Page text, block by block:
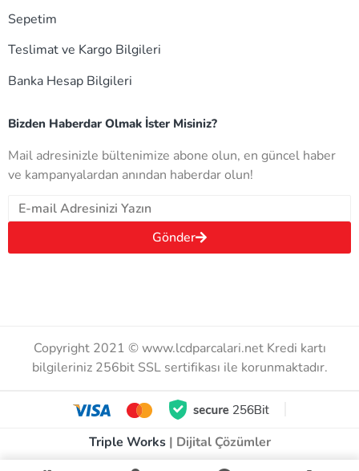
Sepetim
Teslimat ve Kargo Bilgileri
Banka Hesap Bilgileri
Bizden Haberdar Olmak İster Misiniz?
Mail adresinizle bültenimize abone olun, en güncel haber
ve kampanyalardan anından haberdar olun!
Gönder
Copyright 2021 © www.lcdparcalari.net Kredi kartı
bilgileriniz 256bit SSL sertifikası ile korunmaktadır.
Triple Works| Dijital Çözümler